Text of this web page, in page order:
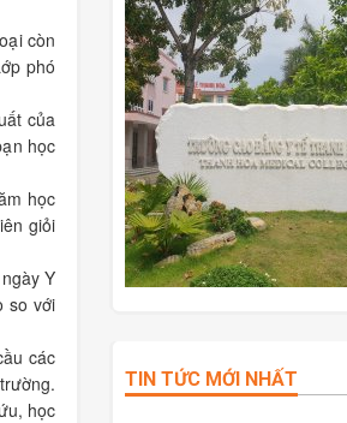
còn
phó
của
học
học
giỏi
Y
so với
các
học
TIN TỨC MỚI NHẤT